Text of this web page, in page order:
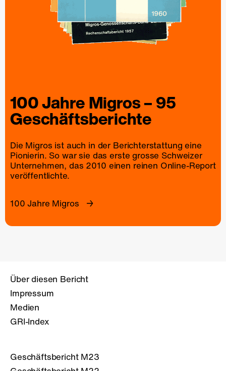
100 JahreMigros– 95
Geschäfts­berichte
Die Migros ist auch in der Berichterstattung eine
Pionierin. So war sie das erste grosse Schweizer
Unternehmen, das 2010 einen reinen Online-Report
veröffentlichte.
100 Jahre Migros
Über diesen Bericht
Impressum
Medien
GRI-Index
Geschäftsbericht M23